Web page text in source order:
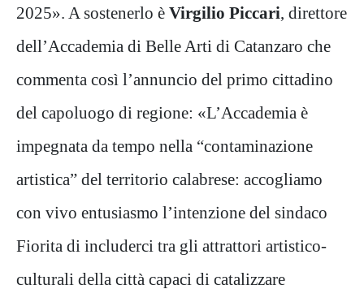
2025». A sostenerlo è Virgilio Piccari, direttore
dell’Accademia di Belle Arti di Catanzaro che
commenta così l’annuncio del primo cittadino
del capoluogo di regione: «L’Accademia è
impegnata da tempo nella “contaminazione
artistica” del territorio calabrese: accogliamo
con vivo entusiasmo l’intenzione del sindaco
Fiorita di includerci tra gli attrattori artistico-
culturali della città capaci di catalizzare